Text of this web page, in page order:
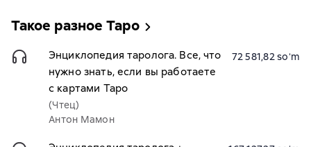
Такое разное Таро
Энциклопедия таролога. Все, что
нужно знать, если вы работаете
с картами Таро
(Чтец)
Антон Мамон
72 581,82 soʻm